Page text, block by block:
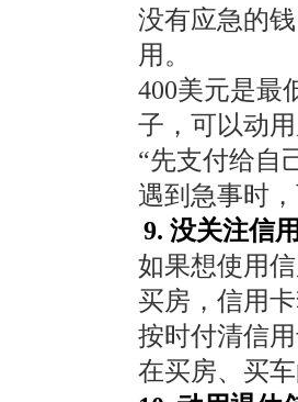
没有应急的
用。
400美元是最
子，可以动
“先支付给自
遇到急事时
9. 没关注信
如果想使用
买房，信用
按时付清信
在买房、买